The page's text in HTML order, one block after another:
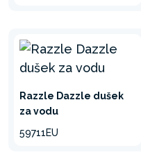
Razzle Dazzle dušek
za vodu
59711EU